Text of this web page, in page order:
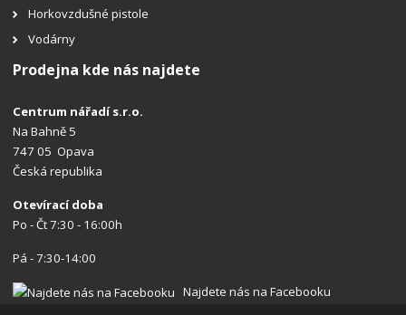
Horkovzdušné pistole
Vodárny
Prodejna kde nás najdete
Centrum nářadí s.r.o.
Na Bahně 5
747 05 Opava
Česká republika
Otevírací doba
Po - Čt 7:30 - 16:00h
Pá - 7:30-14:00
Najdete nás na Facebooku